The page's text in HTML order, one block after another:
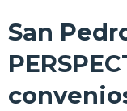
San